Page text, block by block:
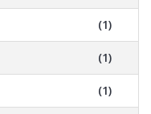
(1)
(1)
(1)